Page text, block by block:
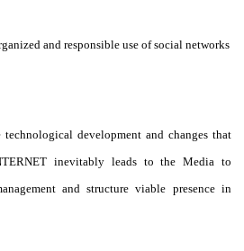
and responsible use of social networks
development and changes that
inevitably leads to the Media to
and structure viable presence in